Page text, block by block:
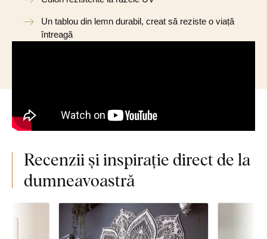
Un tablou din lemn durabil, creat să reziste o viață
întreagă
Recenzii și inspirație direct de la
dumneavoastră